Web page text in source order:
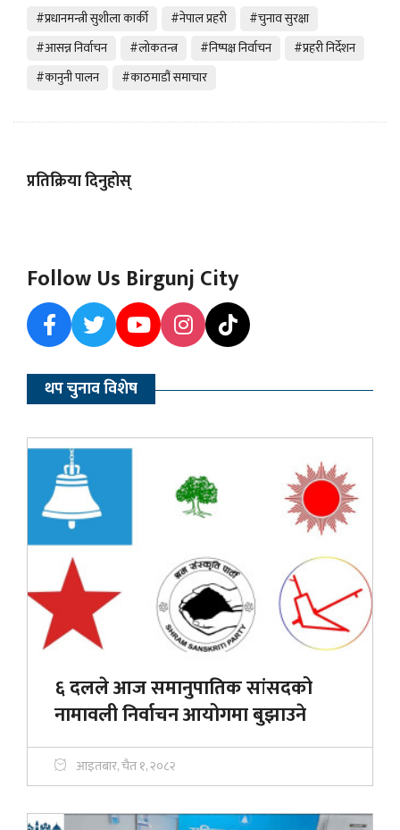
#प्रधानमन्त्री सुशीला कार्की #नेपाल प्रहरी
#चुनाव सुरक्षा
#आसन्न निर्वाचन
#लोकतन्त्र #निष्पक्ष निर्वाचन
#प्रहरी निर्देशन
#कानुनी पालन
#काठमाडौं समाचार
प्रतिक्रिया दिनुहोस्
Follow Us Birgunj City
थप चुनाव विशेष
६ दलले आज समानुपातिक सांसदको
नामावली निर्वाचन आयोगमा बुझाउने
आइतबार, चैत १, २०८२